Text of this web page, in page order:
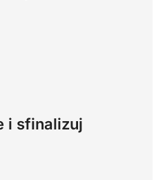
i sfinalizuj